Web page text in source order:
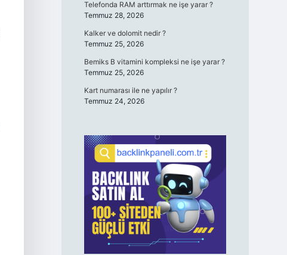
Telefonda RAM arttırmak ne işe yarar ?
Temmuz 28, 2026
Kalker ve dolomit nedir ?
Temmuz 25, 2026
Bemiks B vitamini kompleksi ne işe yarar ?
Temmuz 25, 2026
Kart numarası ile ne yapılır ?
Temmuz 24, 2026